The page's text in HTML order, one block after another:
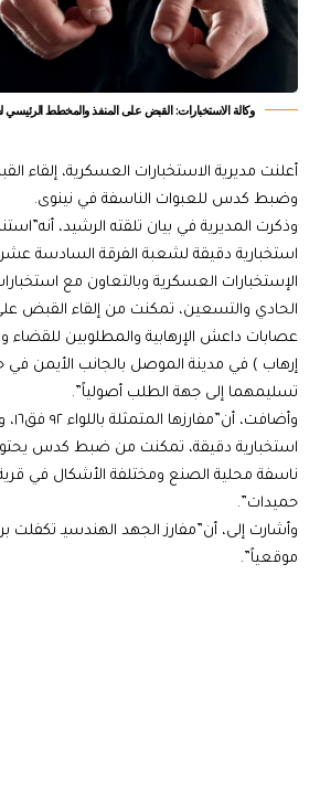
وكالة الاستخبارات: القبض على المنفذ والمخطط
أعلنت مديرية الاستخبارات العسكرية، إلقاء
وضبط كدس للعبوات الناسفة في نينوى.
وذكرت المديرية في بيان تلقته الرشيد،
استخبارية دقيقة لشعبة الفرقة السادسة عشر
الإستخبارات العسكرية وبالتعاون مع
الحادي والتسعين، تمكنت من إلقاء القبض
تسليمهما إلى جهة الطلب أصولياً”.
ناسفة محلية الصنع ومختلفة الأشكال في
حميدات”.
وأشارت إلى، أن”مفارز الجهد الهندسيـ تكفلت
موقعياً”.